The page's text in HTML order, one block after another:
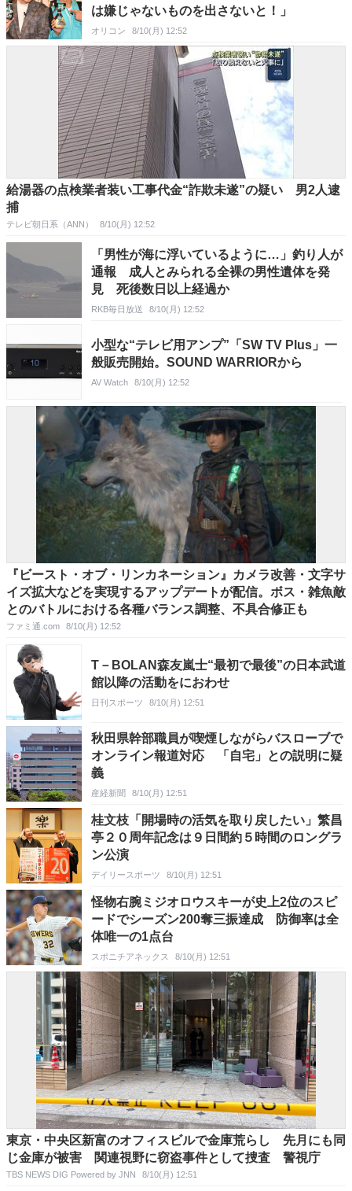
は嫌じゃないものを出さないと！」
オリコン 8/10(月) 12:52
給湯器の点検業者装い工事代金“詐欺未遂”の疑い 男2人逮
捕
テレビ朝日系（ANN） 8/10(月) 12:52
「男性が海に浮いているように…」釣り人が
通報 成人とみられる全裸の男性遺体を発
見 死後数日以上経過か
RKB毎日放送 8/10(月) 12:52
小型な“テレビ用アンプ”「SW TV Plus」一
般販売開始。SOUND WARRIORから
AV Watch 8/10(月) 12:52
『ビースト・オブ・リンカネーション』カメラ改善・文字サ
イズ拡大などを実現するアップデートが配信。ボス・雑魚敵
とのバトルにおける各種バランス調整、不具合修正も
ファミ通.com 8/10(月) 12:52
T－BOLAN森友嵐士“最初で最後”の日本武道
館以降の活動をにおわせ
日刊スポーツ 8/10(月) 12:51
秋田県幹部職員が喫煙しながらバスローブで
オンライン報道対応 「自宅」との説明に疑
義
産経新聞 8/10(月) 12:51
桂文枝「開場時の活気を取り戻したい」繁昌
亭２０周年記念は９日間約５時間のロングラ
ン公演
デイリースポーツ 8/10(月) 12:51
怪物右腕ミジオロウスキーが史上2位のスピ
ードでシーズン200奪三振達成 防御率は全
体唯一の1点台
スポニチアネックス 8/10(月) 12:51
東京・中央区新富のオフィスビルで金庫荒らし 先月にも同
じ金庫が被害 関連視野に窃盗事件として捜査 警視庁
TBS NEWS DIG Powered by JNN 8/10(月) 12:51